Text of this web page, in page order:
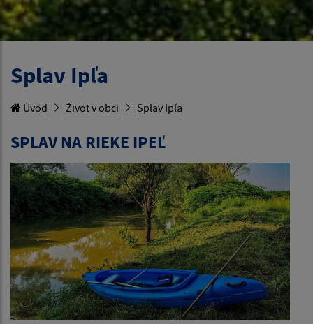
Splav Ipľa
Úvod Život v obci Splav Ipľa
SPLAV NA RIEKE IPEĽ